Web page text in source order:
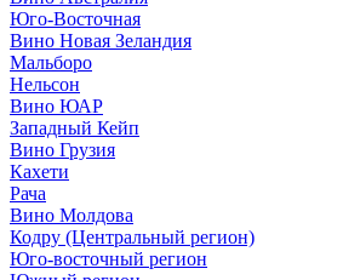
Юго-Восточная
Вино Новая Зеландия
Мальборо
Нельсон
Вино ЮАР
Западный Кейп
Вино Грузия
Кахети
Рача
Вино Молдова
Кодру (Центральный регион)
Юго-восточный регион